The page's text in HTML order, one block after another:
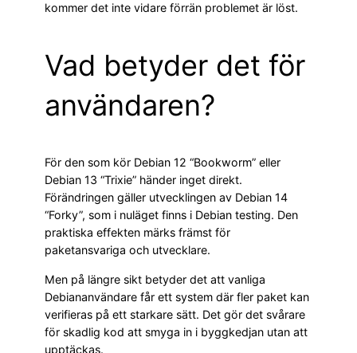
kommer det inte vidare förrän problemet är löst.
Vad betyder det för
användaren?
För den som kör Debian 12 “Bookworm” eller
Debian 13 “Trixie” händer inget direkt.
Förändringen gäller utvecklingen av Debian 14
“Forky”, som i nuläget finns i Debian testing. Den
praktiska effekten märks främst för
paketansvariga och utvecklare.
Men på längre sikt betyder det att vanliga
Debiananvändare får ett system där fler paket kan
verifieras på ett starkare sätt. Det gör det svårare
för skadlig kod att smyga in i byggkedjan utan att
upptäckas.